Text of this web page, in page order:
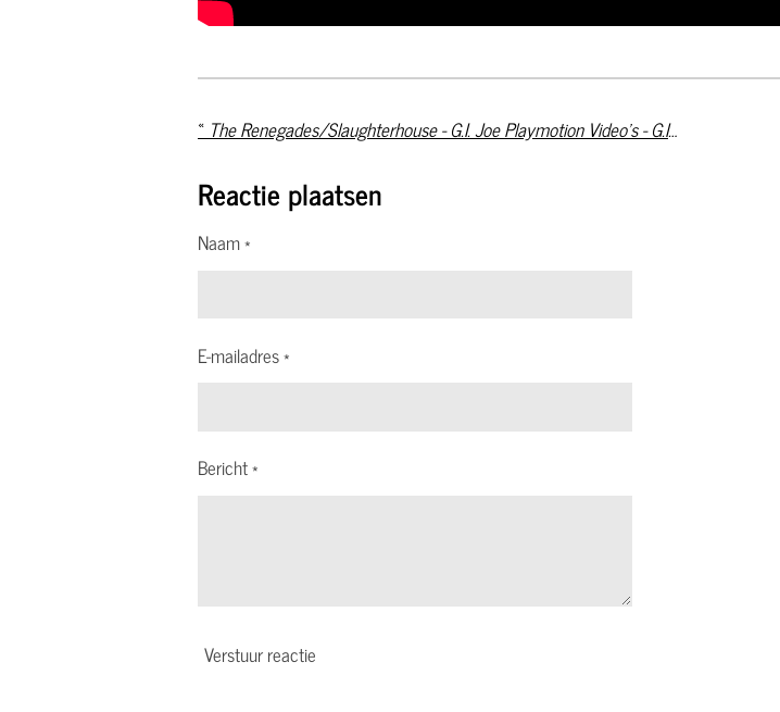
« The Renegades/Slaughterhouse - G.I. Joe Playmotion Video's - G.I. Joburg (Artwork)
Reactie plaatsen
Naam *
E-mailadres *
Bericht *
Verstuur reactie